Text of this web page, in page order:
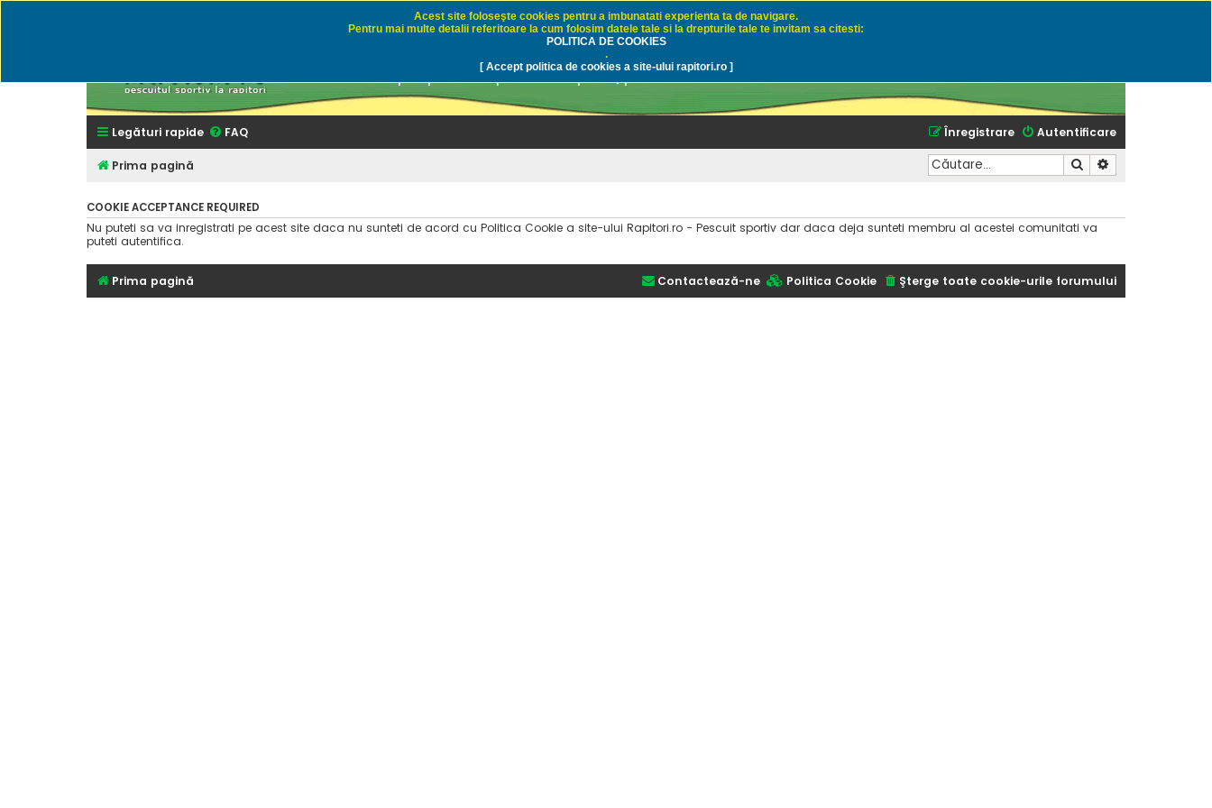
Rapitori.ro - Pescuit sportiv
Discutii despre pescuit sportiv la rapitori, pescuitul cu naluci sau momeli naturale
Legături rapide FAQ Autentificare
Înregistrare
Prima pagină Căutare
COOKIE ACCEPTANCE REQUIRED
Nu puteti sa va inregistrati pe acest site daca nu sunteti de acord cu Politica Cookie a site-ului Rapitori.ro - Pescuit sportiv dar daca deja sunteti membru al acestei comunitati va
puteti autentifica.
Acest site foloseşte cookies pentru a imbunatati experienta ta de navigare.
Pentru mai multe detalii referitoare la cum folosim datele tale si la drepturile tale te invitam sa citesti:
POLITICA DE COOKIES
.
[ Accept politica de cookies a site-ului rapitori.ro ]
Prima pagină Şterge toate cookie-urile forumului
Politica Cookie
Contactează-ne